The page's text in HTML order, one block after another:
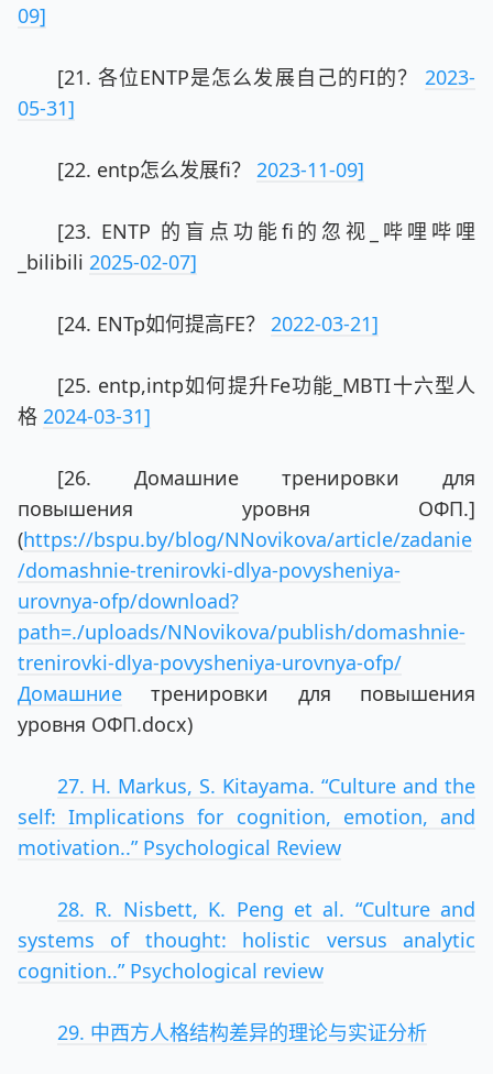
09]
[21. 各位ENTP是怎么发展自己的FI的？ 2023-
05-31]
[22. entp怎么发展fi？ 2023-11-09]
[23. ENTP 的盲点功能fi的忽视_哔哩哔哩
_bilibili 2025-02-07]
[24. ENTp如何提高FE？ 2022-03-21]
[25. entp,intp如何提升Fe功能_MBTI十六型人
格 2024-03-31]
[26. Домашние тренировки для
повышения уровня ОФП.]
(https://bspu.by/blog/NNovikova/article/zadanie
/domashnie-trenirovki-dlya-povysheniya-
urovnya-ofp/download?
path=./uploads/NNovikova/publish/domashnie-
trenirovki-dlya-povysheniya-urovnya-ofp/
Домашние тренировки для повышения
уровня ОФП.docx)
27. H. Markus, S. Kitayama. “Culture and the
self: Implications for cognition, emotion, and
motivation..” Psychological Review
28. R. Nisbett, K. Peng et al. “Culture and
systems of thought: holistic versus analytic
cognition..” Psychological review
29. 中西方人格结构差异的理论与实证分析